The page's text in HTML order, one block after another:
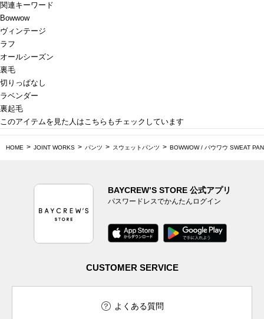
関連キーワード
Bowwow
ヴィンテージ
ラフ
オールシーズン
裏毛
切りっぱなし
ラベンダー
裏起毛
このアイテムを見た人はこちらもチェックしています
HOME JOINT WORKS パンツ スウェットパンツ BOWWOW / バウワウ SWEAT
BAYCREW’S STORE 公式アプリ
パスワードレスでかんたんログイン
CUSTOMER SERVICE
よくある質問